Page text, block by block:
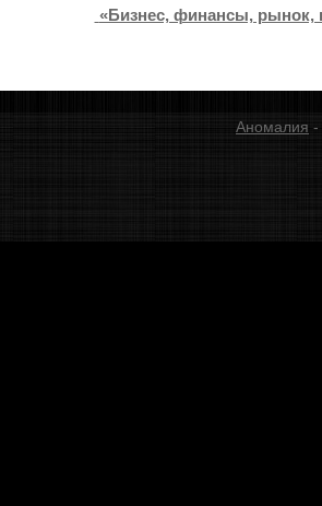
«Бизнес, финансы, рынок,
Аномалия -